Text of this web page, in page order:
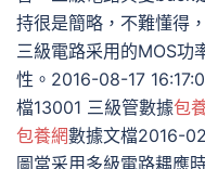
持很是簡略，不難懂得
三級電路采用的MOS功
性。2016-08-17
檔13001 三級管數據包
包養網數據文檔2016-
圖當采用多級電路耦應